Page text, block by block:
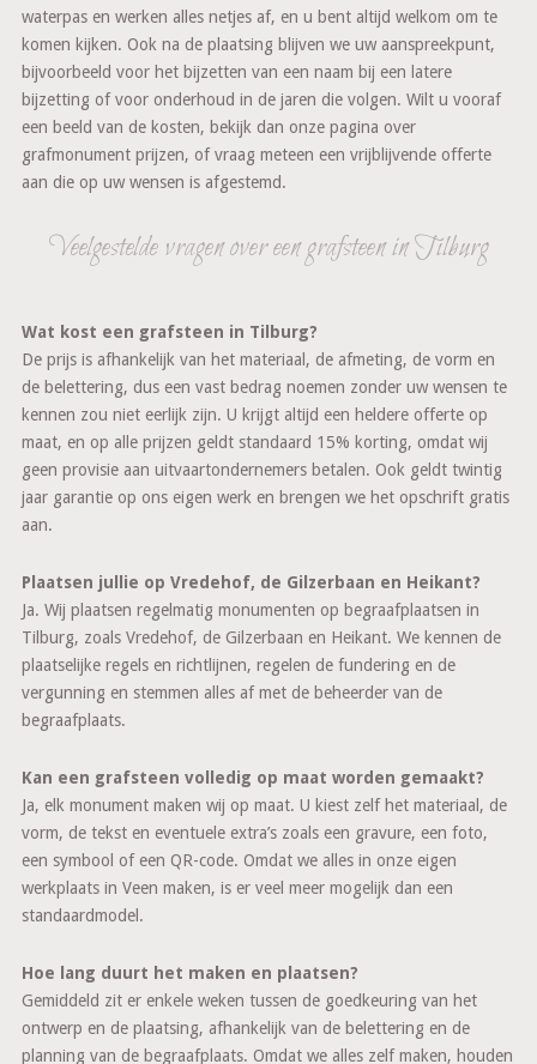
waterpas en werken alles netjes af, en u bent altijd welkom om te
komen kijken. Ook na de plaatsing blijven we uw aanspreekpunt,
bijvoorbeeld voor het bijzetten van een naam bij een latere
bijzetting of voor onderhoud in de jaren die volgen. Wilt u vooraf
een beeld van de kosten, bekijk dan onze pagina over
grafmonument prijzen, of vraag meteen een vrijblijvende offerte
aan die op uw wensen is afgestemd.
Veelgestelde vragen over een grafsteen in Tilburg
Wat kost een grafsteen in Tilburg?
De prijs is afhankelijk van het materiaal, de afmeting, de vorm en
de belettering, dus een vast bedrag noemen zonder uw wensen te
kennen zou niet eerlijk zijn. U krijgt altijd een heldere offerte op
maat, en op alle prijzen geldt standaard 15% korting, omdat wij
geen provisie aan uitvaartondernemers betalen. Ook geldt twintig
jaar garantie op ons eigen werk en brengen we het opschrift gratis
aan.
Plaatsen jullie op Vredehof, de Gilzerbaan en Heikant?
Ja. Wij plaatsen regelmatig monumenten op begraafplaatsen in
Tilburg, zoals Vredehof, de Gilzerbaan en Heikant. We kennen de
plaatselijke regels en richtlijnen, regelen de fundering en de
vergunning en stemmen alles af met de beheerder van de
begraafplaats.
Kan een grafsteen volledig op maat worden gemaakt?
Ja, elk monument maken wij op maat. U kiest zelf het materiaal, de
vorm, de tekst en eventuele extra’s zoals een gravure, een foto,
een symbool of een QR-code. Omdat we alles in onze eigen
werkplaats in Veen maken, is er veel meer mogelijk dan een
standaardmodel.
Hoe lang duurt het maken en plaatsen?
Gemiddeld zit er enkele weken tussen de goedkeuring van het
ontwerp en de plaatsing, afhankelijk van de belettering en de
planning van de begraafplaats. Omdat we alles zelf maken, houden